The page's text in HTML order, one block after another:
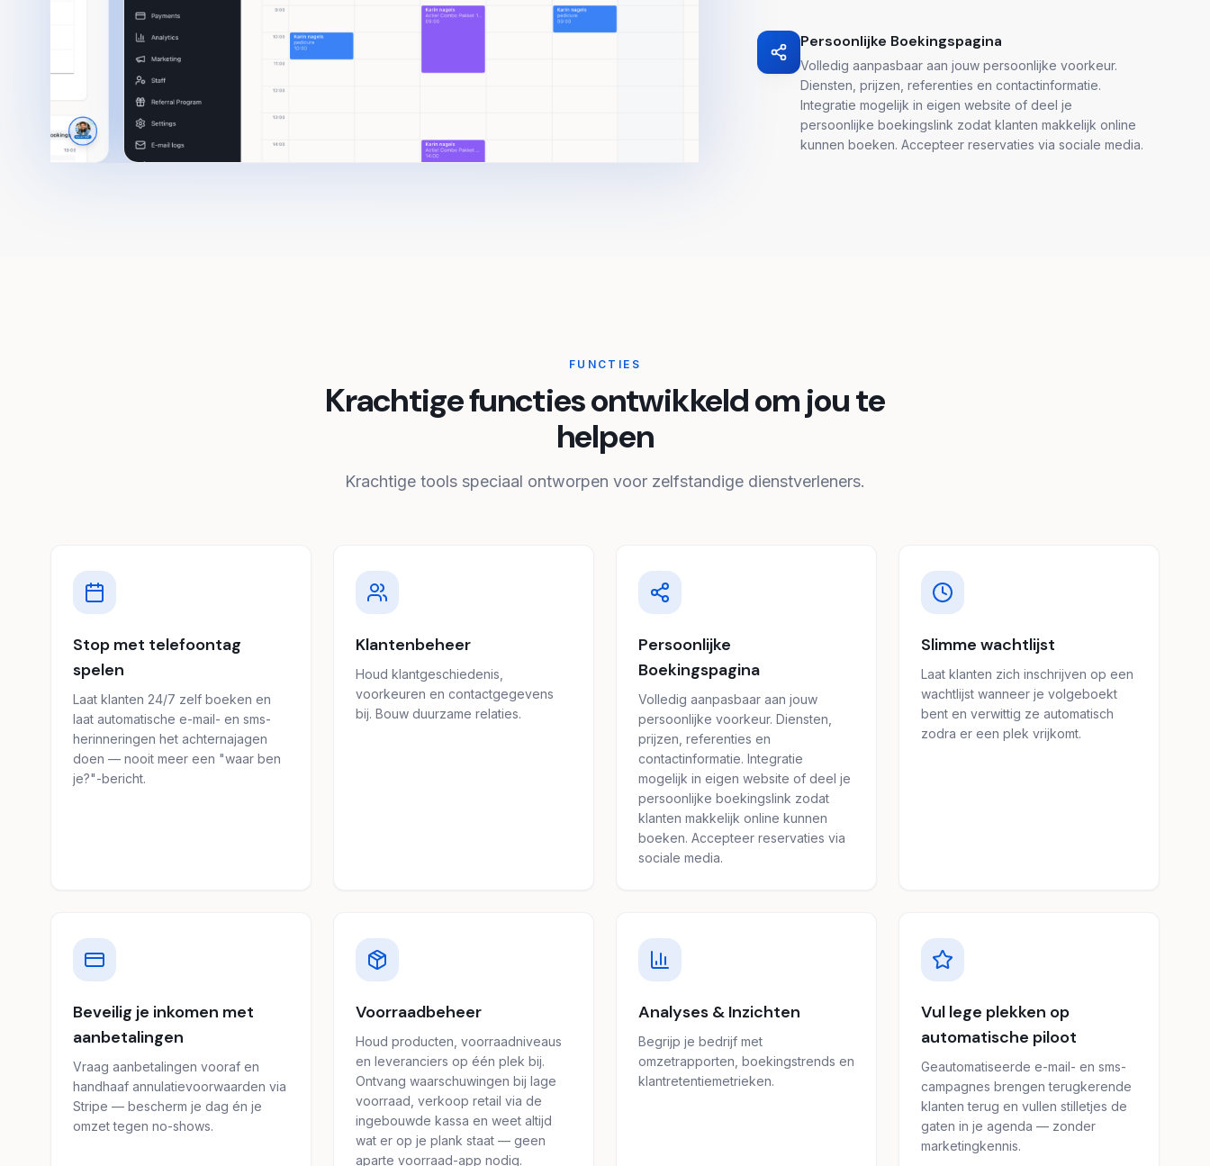
Persoonlijke Boekingspagina
Volledig aanpasbaar aan jouw persoonlijke voorkeur.
Diensten, prijzen, referenties en contactinformatie.
Integratie mogelijk in eigen website of deel je
persoonlijke boekingslink zodat klanten makkelijk online
kunnen boeken. Accepteer reservaties via sociale media.
FUNCTIES
Krachtige functies ontwikkeld om jou te
helpen
Krachtige tools speciaal ontworpen voor zelfstandige dienstverleners.
Stop met telefoontag
spelen
Laat klanten 24/7 zelf boeken en
laat automatische e-mail- en sms-
herinneringen het achternajagen
doen — nooit meer een "waar ben
je?"-bericht.
Klantenbeheer
Houd klantgeschiedenis,
voorkeuren en contactgegevens
bij. Bouw duurzame relaties.
Persoonlijke
Boekingspagina
Volledig aanpasbaar aan jouw
persoonlijke voorkeur. Diensten,
prijzen, referenties en
contactinformatie. Integratie
mogelijk in eigen website of deel je
persoonlijke boekingslink zodat
klanten makkelijk online kunnen
boeken. Accepteer reservaties via
sociale media.
Slimme wachtlijst
Laat klanten zich inschrijven op een
wachtlijst wanneer je volgeboekt
bent en verwittig ze automatisch
zodra er een plek vrijkomt.
Beveilig je inkomen met
aanbetalingen
Vraag aanbetalingen vooraf en
handhaaf annulatievoorwaarden via
Stripe — bescherm je dag én je
omzet tegen no-shows.
Voorraadbeheer
Houd producten, voorraadniveaus
en leveranciers op één plek bij.
Ontvang waarschuwingen bij lage
voorraad, verkoop retail via de
ingebouwde kassa en weet altijd
wat er op je plank staat — geen
aparte voorraad-app nodig.
Analyses & Inzichten
Begrijp je bedrijf met
omzetrapporten, boekingstrends en
klantretentiemetrieken.
Vul lege plekken op
automatische piloot
Geautomatiseerde e-mail- en sms-
campagnes brengen terugkerende
klanten terug en vullen stilletjes de
gaten in je agenda — zonder
marketingkennis.